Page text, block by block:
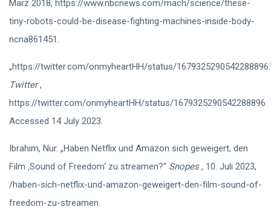
März 2018, https://www.nbcnews.com/mach/science/these-
tiny-robots-could-be-disease-fighting-machines-inside-body-
ncna861451.
„https://twitter.com/onmyheartHH/status/
Twitter,
https://twitter.com/onmyheartHH/status/1679325290542288896.
Accessed 14 July 2023.
Ibrahim, Nur. „Haben Netflix und Amazon sich geweigert, den
Film ‚Sound of Freedom‘ zu streamen?“ Snopes, 10. Juli 2023,
/haben-sich-netflix-und-amazon-geweigert-den-film-sound-of-
freedom-zu-streamen.